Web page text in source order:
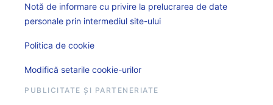
Notă de informare cu privire la prelucrarea de date
personale prin intermediul site-ului
Politica de cookie
Modifică setarile cookie-urilor
PUBLICITATE ȘI PARTENERIATE